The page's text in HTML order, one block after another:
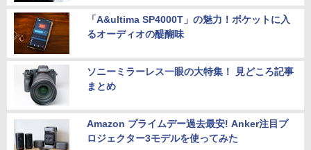
「A&ultima SP4000T」の魅力！ポケットに入
るオーディオの醍醐味
ソニーミラーレス一眼の大特集！ 見どころ記事
まとめ
Amazon プライムデー過去最安! Anker注目プ
ロジェクター3モデルを使ってみた